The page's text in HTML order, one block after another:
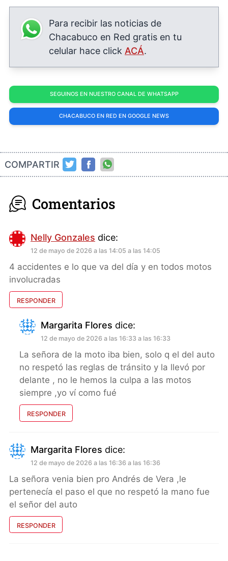
Para recibir las noticias de
Chacabuco en Red gratis en tu
celular hace click ACÁ.
SEGUINOS EN NUESTRO CANAL DE WHATSAPP
CHACABUCO EN RED EN GOOGLE NEWS
COMPARTIR
Comentarios
Nelly Gonzales dice:
12 de mayo de 2026 a las 14:05 a las 14:05
4 accidentes e lo que va del día y en todos motos
involucradas
RESPONDER
Margarita Flores dice:
12 de mayo de 2026 a las 16:33 a las 16:33
La señora de la moto iba bien, solo q el del auto
no respetó las reglas de tránsito y la llevó por
delante , no le hemos la culpa a las motos
siempre ,yo ví como fué
RESPONDER
Margarita Flores dice:
12 de mayo de 2026 a las 16:36 a las 16:36
La señora venia bien pro Andrés de Vera ,le
pertenecía el paso el que no respetó la mano fue
el señor del auto
RESPONDER